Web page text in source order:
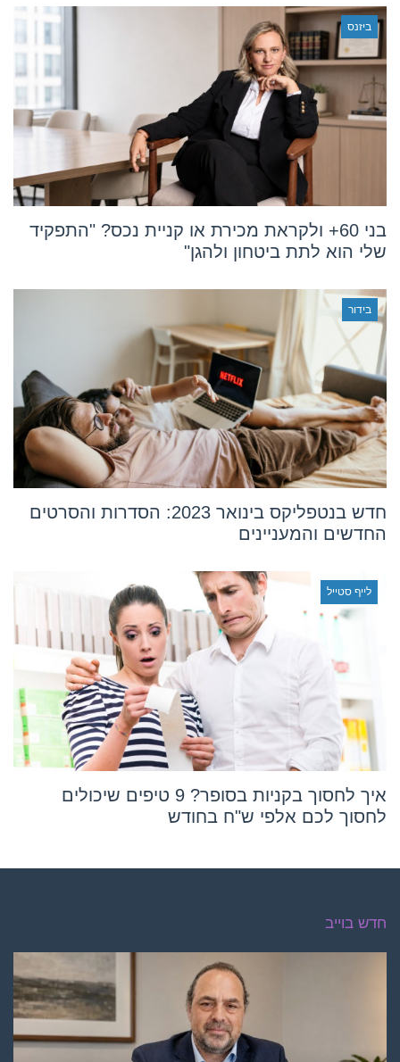
ביזנס
בני 60+ ולקראת מכירת או קניית נכס? "התפקיד
שלי הוא לתת ביטחון ולהגן"
בידור
חדש בנטפליקס בינואר 2023: הסדרות והסרטים
החדשים והמעניינים
לייף סטייל
איך לחסוך בקניות בסופר? 9 טיפים שיכולים
לחסוך לכם אלפי ש"ח בחודש
חדש בוייב